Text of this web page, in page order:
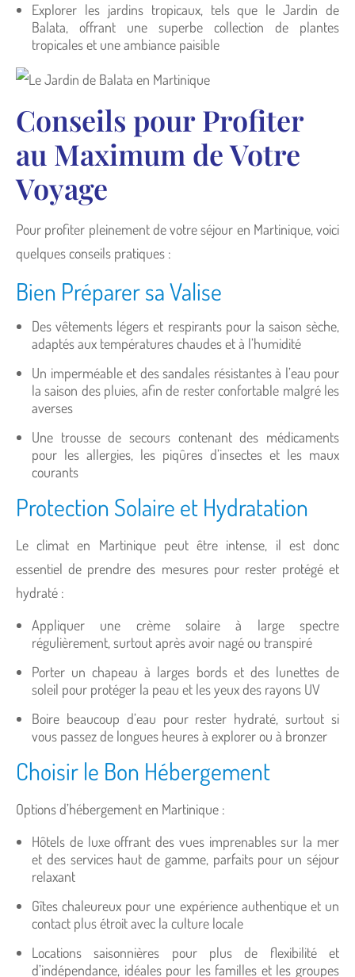
Explorer les jardins tropicaux, tels que le Jardin de
Balata, offrant une superbe collection de plantes
tropicales et une ambiance paisible
Conseils pour Profiter
au Maximum de Votre
Voyage
Pour profiter pleinement de votre séjour en Martinique, voici
quelques conseils pratiques :
Bien Préparer sa Valise
Des vêtements légers et respirants pour la saison sèche,
adaptés aux températures chaudes et à l’humidité
Un imperméable et des sandales résistantes à l’eau pour
la saison des pluies, afin de rester confortable malgré les
averses
Une trousse de secours contenant des médicaments
pour les allergies, les piqûres d’insectes et les maux
courants
Protection Solaire et Hydratation
Le climat en Martinique peut être intense, il est donc
essentiel de prendre des mesures pour rester protégé et
hydraté :
Appliquer une crème solaire à large spectre
régulièrement, surtout après avoir nagé ou transpiré
Porter un chapeau à larges bords et des lunettes de
soleil pour protéger la peau et les yeux des rayons UV
Boire beaucoup d’eau pour rester hydraté, surtout si
vous passez de longues heures à explorer ou à bronzer
Choisir le Bon Hébergement
Options d’hébergement en Martinique :
Hôtels de luxe offrant des vues imprenables sur la mer
et des services haut de gamme, parfaits pour un séjour
relaxant
Gîtes chaleureux pour une expérience authentique et un
contact plus étroit avec la culture locale
Locations saisonnières pour plus de flexibilité et
d’indépendance, idéales pour les familles et les groupes